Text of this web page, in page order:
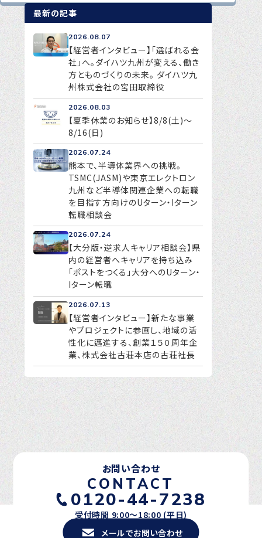
最新の記事
2026.08.07
【経営者インタビュー】「選ばれる会
社」へ。ダイハツ九州が変える、働き
方とものづくりの未来。 ダイハツ九
州株式会社の宮田取締役
2026.08.03
【夏季休業のお知らせ】8/8(土)～
8/16(日)
2026.07.24
熊本で、半導体業界への挑戦。
TSMC(JASM)や東京エレクトロン
九州など半導体関連企業への転職
を目指す方向けのUターン・Iターン
転職相談会
2026.07.24
【大分版・逆求人キャリア相談会】県
内の経営者へキャリアを持ち込み
「ポストをつくる」大分へのUターン・
Iターン転職
2026.07.13
【経営者インタビュー】新たな事業
やプロジェクトに参画し、地域の活
性化に邁進する、創業１５０周年企
業、株式会社古荘本店の古荘社長
お問い合わせ
CONTACT
0120-44-7238
受付時間 9:00〜18:00 (平日)
メールでお問い合わせ